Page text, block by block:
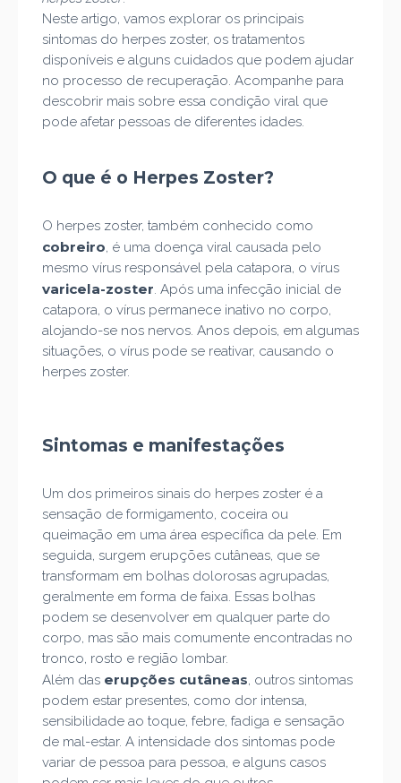
Neste artigo, vamos explorar os principais
sintomas do herpes zoster, os tratamentos
disponíveis e alguns cuidados que podem ajudar
no processo de recuperação. Acompanhe para
descobrir mais sobre essa condição viral que
pode afetar pessoas de diferentes idades.
O que é o Herpes Zoster?
O herpes zoster, também conhecido como
cobreiro, é uma doença viral causada pelo
mesmo vírus responsável pela catapora, o vírus
varicela-zoster. Após uma infecção inicial de
catapora, o vírus permanece inativo no corpo,
alojando-se nos nervos. Anos depois, em algumas
situações, o vírus pode se reativar, causando o
herpes zoster.
Sintomas e manifestações
Um dos primeiros sinais do herpes zoster é a
sensação de formigamento, coceira ou
queimação em uma área específica da pele. Em
seguida, surgem erupções cutâneas, que se
transformam em bolhas dolorosas agrupadas,
geralmente em forma de faixa. Essas bolhas
podem se desenvolver em qualquer parte do
corpo, mas são mais comumente encontradas no
tronco, rosto e região lombar.
Além das erupções cutâneas, outros sintomas
podem estar presentes, como dor intensa,
sensibilidade ao toque, febre, fadiga e sensação
de mal-estar. A intensidade dos sintomas pode
variar de pessoa para pessoa, e alguns casos